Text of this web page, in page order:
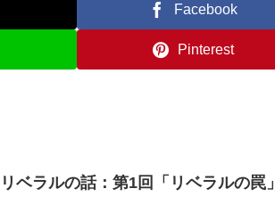
Facebook
Pinterest
リベラルの話：第1回「リベラルの罠」